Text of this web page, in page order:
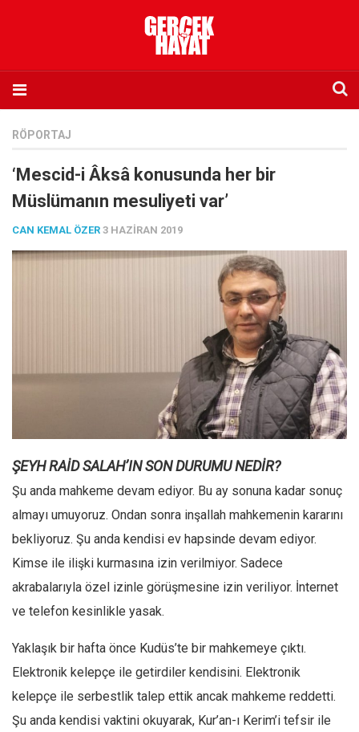
Künye
İletişim
Abone olmak istiyorum
Satış noktası listesi
Yazarlar
Mahmut Toptaş
Yvonne Ridley
Barış Tarımcıoğlu
Ömer Kayani
Yusuf Armağan
Hasanali Yıldırım
Leyla Şerif Emin
Selçuk Türkyılmaz
RÖPORTAJ
‘Mescid-i Âksâ konusunda her bir
Müslümanın mesuliyeti var’
CAN KEMAL ÖZER 3 HAZIRAN 2019
ŞEYH RAİD SALAH’IN SON DURUMU NEDİR?
Şu anda mahkeme devam ediyor. Bu ay sonuna kadar sonuç
almayı umuyoruz. Ondan sonra inşallah mahkemenin kararını
bekliyoruz. Şu anda kendisi ev hapsinde devam ediyor.
Kimse ile ilişki kurmasına izin verilmiyor. Sadece
akrabalarıyla özel izinle görüşmesine izin veriliyor. İnternet
ve telefon kesinlikle yasak.
Yaklaşık bir hafta önce Kudüs’te bir mahkemeye çıktı.
Elektronik kelepçe ile getirdiler kendisini. Elektronik
kelepçe ile serbestlik talep ettik ancak mahkeme reddetti.
Şu anda kendisi vaktini okuyarak, Kur’an-ı Kerim’i tefsir ile